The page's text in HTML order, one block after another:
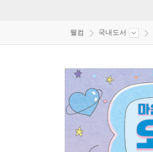
웰컴 국내도서